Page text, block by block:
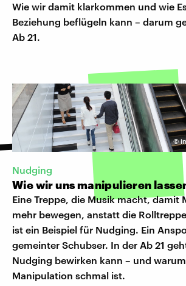
Wie wir damit klarkommen und wie
Beziehung beflügeln kann – darum
Ab 21.
©
Nudging
Wie wir uns manipulieren
Eine Treppe, die Musik macht, damit
mehr bewegen, anstatt die
ist ein Beispiel für Nudging. Ein
gemeinter Schubser. In der Ab 21
Nudging bewirken kann – und
Manipulation schmal ist.